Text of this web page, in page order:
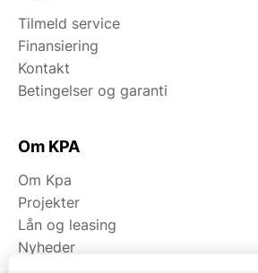
Tilmeld service
Finansiering
Kontakt
Betingelser og garanti
Om KPA
Om Kpa
Projekter
Lån og leasing
Nyheder